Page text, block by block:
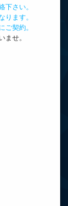
下さい。
ります。
ご契約。
ませ。